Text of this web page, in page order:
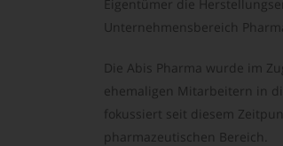
Eigentümer die
Unternehmensbereich
Die Abis Pharma wurde im
ehemaligen Mitarbeitern in
fokussiert seit diesem
pharmazeutischen Bereich.